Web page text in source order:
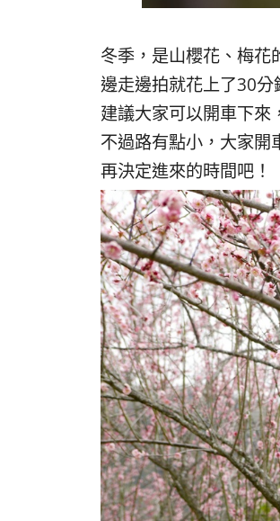
冬季，是山櫻花、梅
邊走邊拍就花上了30分
建議大家可以開車下來
不過路有點小，大家開
再決定進來的時間吧！